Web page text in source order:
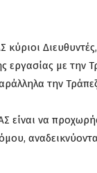
κύριοι
εργασίας με την
την
είναι να